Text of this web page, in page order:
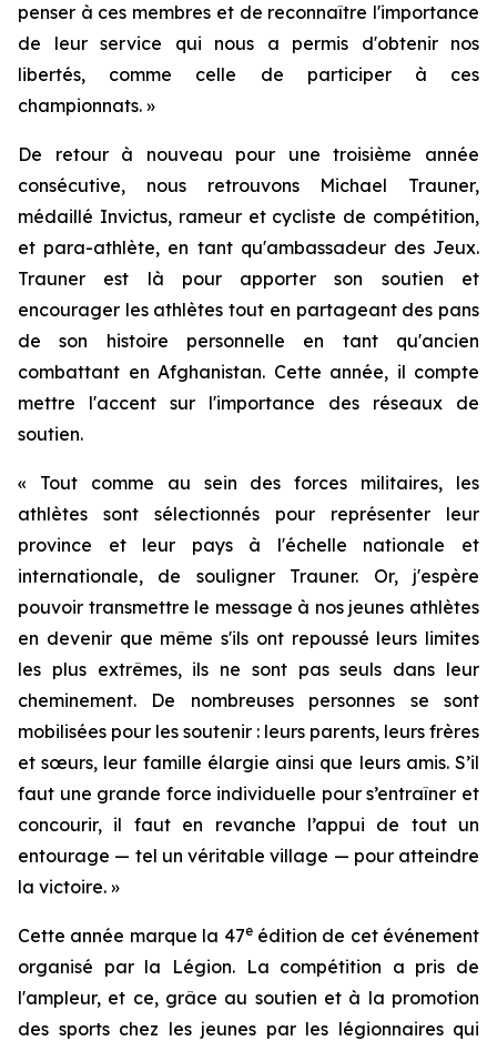
penser à ces membres et de reconnaître l'importance
de leur service qui nous a permis d'obtenir nos
libertés, comme celle de participer à ces
championnats. »
De retour à nouveau pour une troisième année
consécutive, nous retrouvons Michael Trauner,
médaillé Invictus, rameur et cycliste de compétition,
et para-athlète, en tant qu'ambassadeur des Jeux.
Trauner est là pour apporter son soutien et
encourager les athlètes tout en partageant des pans
de son histoire personnelle en tant qu'ancien
combattant en Afghanistan. Cette année, il compte
mettre l'accent sur l'importance des réseaux de
soutien.
« Tout comme au sein des forces militaires, les
athlètes sont sélectionnés pour représenter leur
province et leur pays à l'échelle nationale et
internationale, de souligner Trauner. Or, j'espère
pouvoir transmettre le message à nos jeunes athlètes
en devenir que même s'ils ont repoussé leurs limites
les plus extrêmes, ils ne sont pas seuls dans leur
cheminement. De nombreuses personnes se sont
mobilisées pour les soutenir : leurs parents, leurs frères
et sœurs, leur famille élargie ainsi que leurs amis. S’il
faut une grande force individuelle pour s’entraîner et
concourir, il faut en revanche l’appui de tout un
entourage — tel un véritable village — pour atteindre
la victoire. »
Cette année marque la 47eédition de cet événement
organisé par la Légion. La compétition a pris de
l'ampleur, et ce, grâce au soutien et à la promotion
des sports chez les jeunes par les légionnaires qui